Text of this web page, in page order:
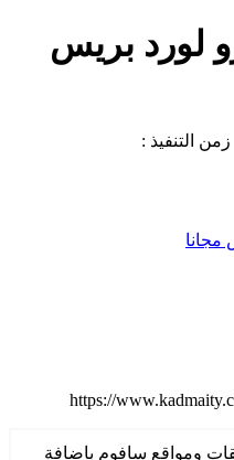
لورد بريس
زمن التنفيذ :
مجانا
https://
ومواقع سافوم باضافة